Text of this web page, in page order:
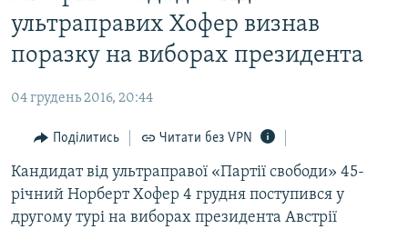
матеріалу
Перейти
до
основної
навігації
Перейти
пошуку
ВОДА.КРИМ
ВІДЕО ТА ФОТО
БЛОГИ
ПОГЛЯД
ІНТЕРВ'Ю
ВСЕ ЗА ДЕНЬ
ультраправих Хофер визнав
поразку на виборах президента
04 грудень 2016, 20:44
Поділитись Читати без VPN
Кандидат від ультраправої «Партії свободи» 45-
річний Норберт Хофер 4 грудня поступився у
другому турі на виборах президента Австрії